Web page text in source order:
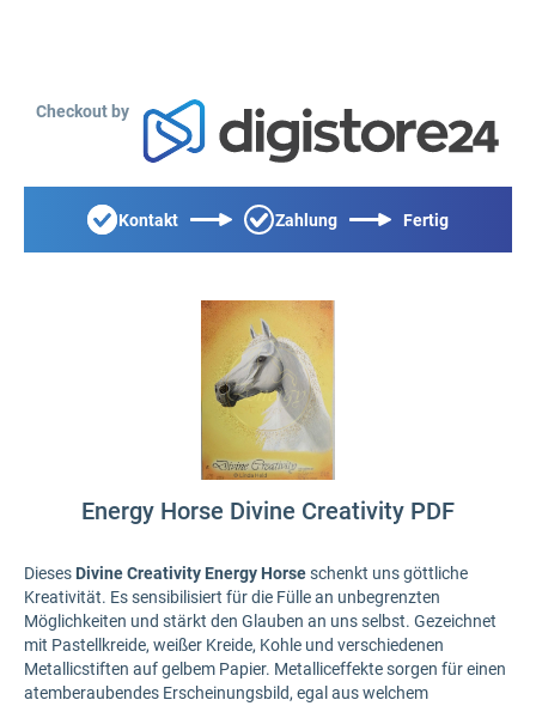
Checkout by
Kontakt Zahlung Fertig
Energy Horse Divine Creativity PDF
Dieses Divine Creativity Energy Horseschenkt uns göttliche
Kreativität. Es sensibilisiert für die Fülle an unbegrenzten
Möglichkeiten und stärkt den Glauben an uns selbst. Gezeichnet
mit Pastellkreide, weißer Kreide, Kohle und verschiedenen
Metallicstiften auf gelbem Papier. Metalliceffekte sorgen für einen
atemberaubendes Erscheinungsbild, egal aus welchem